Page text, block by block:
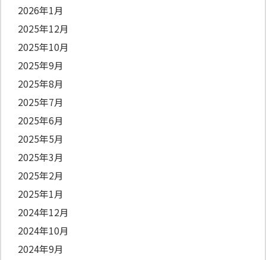
2026年1月
2025年12月
2025年10月
2025年9月
2025年8月
2025年7月
2025年6月
2025年5月
2025年3月
2025年2月
2025年1月
2024年12月
2024年10月
2024年9月